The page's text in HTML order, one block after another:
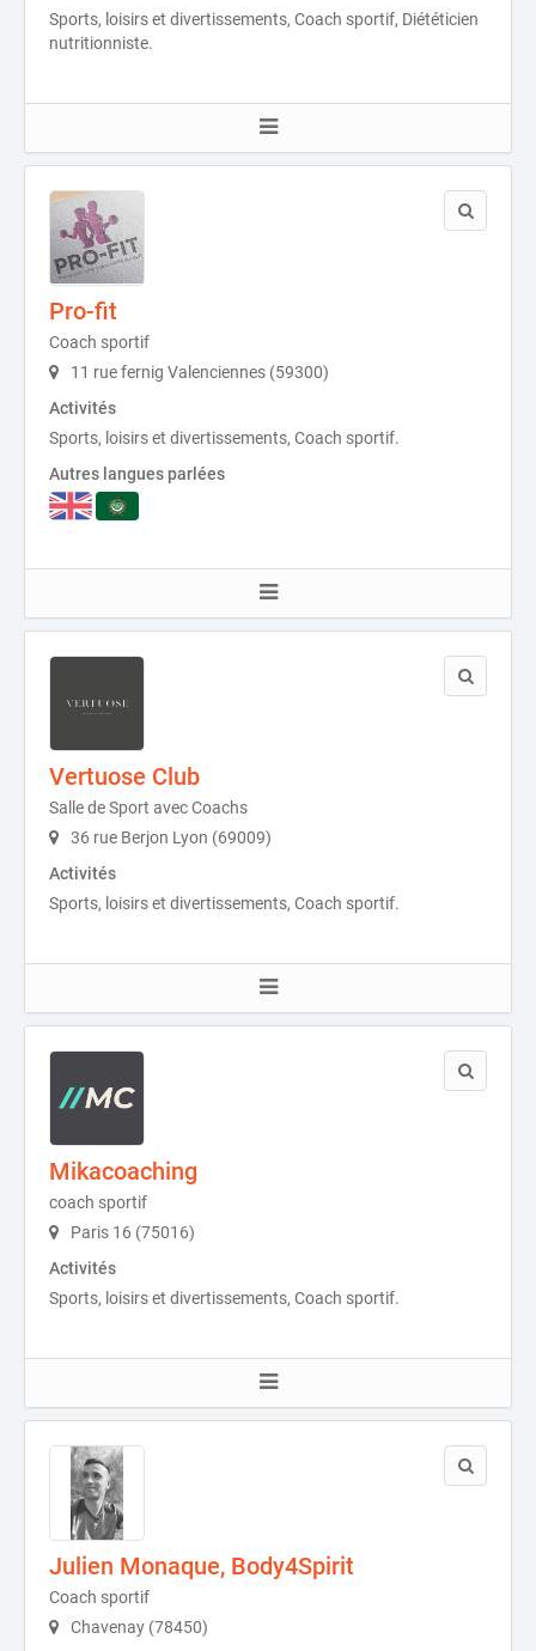
Sports, loisirs et divertissements, Coach sportif, Diététicien
nutritionniste.
Pro-fit
Coach sportif
11 rue fernig Valenciennes (59300)
Activités
Sports, loisirs et divertissements, Coach sportif.
Autres langues parlées
Vertuose Club
Salle de Sport avec Coachs
36 rue Berjon Lyon (69009)
Activités
Sports, loisirs et divertissements, Coach sportif.
Mikacoaching
coach sportif
Paris 16 (75016)
Activités
Sports, loisirs et divertissements, Coach sportif.
Julien Monaque, Body4Spirit
Coach sportif
Chavenay (78450)